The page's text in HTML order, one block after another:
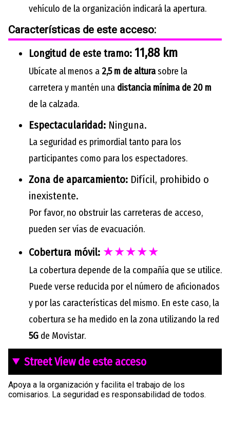
vehículo de la organización indicará la apertura.
Características de este acceso:
Longitud de este tramo: 11,88 km
Ubícate al menos a2,5 m de alturasobre la
carretera y mantén una distancia mínima de 20 m
de la calzada.
Espectacularidad: Ninguna.
La seguridad es primordial tanto para los
participantes como para los espectadores.
Zona de aparcamiento: Difícil, prohibido o
inexistente.
Por favor, no obstruir las carreteras de acceso,
pueden ser vías de evacuación.
Cobertura móvil: ★★★★★
La cobertura depende de la compañía que se utilice.
Puede verse reducida por el número de aficionados
y por las características del mismo. En este caso, la
cobertura se ha medido en la zona utilizando la red
5G de Movistar.
Street View de este acceso
Apoya a la organización y facilita el trabajo de los
comisarios. La seguridad es responsabilidad de todos.